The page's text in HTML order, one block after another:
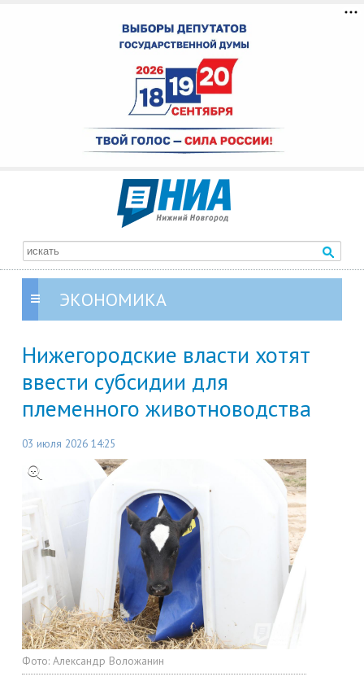
ЭКОНОМИКА
Нижегородские власти хотят
ввести субсидии для
племенного животноводства
03 июля 2026 14:25
Фото: Александр Воложанин